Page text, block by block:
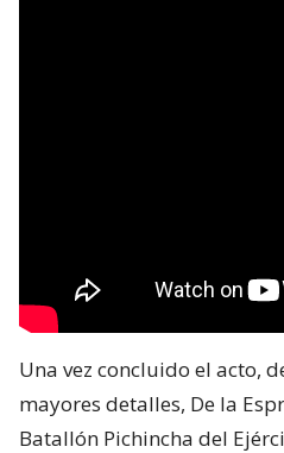
Una vez concluido el acto,
mayores detalles, De la
Batallón Pichincha del